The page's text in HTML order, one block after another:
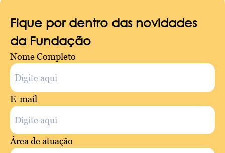
Fique por dentro das novidades
da Fundação
Nome Completo
E-mail
Área de atuação